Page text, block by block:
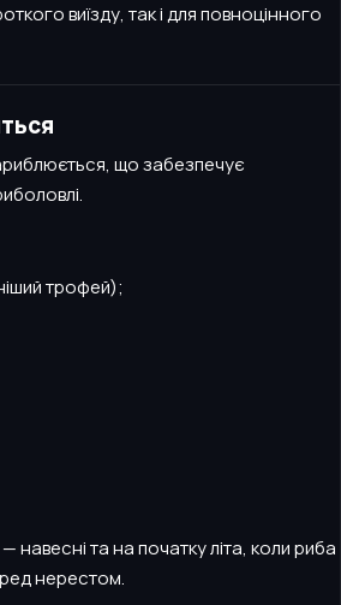
виїзду, так і для повноцінного
що забезпечує
трофей);
навесні та на початку літа, коли риба
нерестом.